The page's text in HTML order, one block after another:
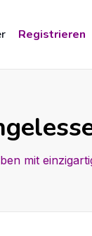
Registrieren
mit